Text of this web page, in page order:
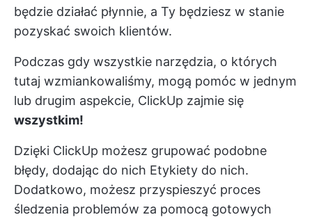
będzie działać płynnie, a Ty będziesz w stanie
pozyskać swoich klientów.
Podczas gdy wszystkie narzędzia, o których
tutaj wzmiankowaliśmy, mogą pomóc w jednym
lub drugim aspekcie, ClickUp zajmie się
wszystkim!
Dzięki ClickUp możesz grupować podobne
błędy, dodając do nich Etykiety do nich.
Dodatkowo, możesz przyspieszyć proces
śledzenia problemów za pomocą gotowych